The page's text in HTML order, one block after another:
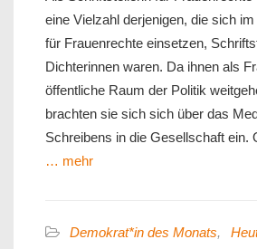
eine Vielzahl derjenigen, die sich
für Frauenrechte einsetzen,
Dichterinnen waren. Da ihnen als
öffentliche Raum der Politik
brachten sie sich sich über das
Schreibens in die Gesellschaft ein.
… mehr
Demokrat*in des Monats,